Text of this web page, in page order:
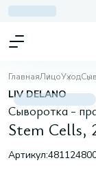
ГлавнаяЛицоУход
LIV DELANO
Сыворотка -
Stem Cells,
Артикул: